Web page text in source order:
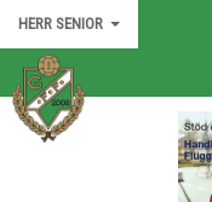
HERR SENIOR
HEM